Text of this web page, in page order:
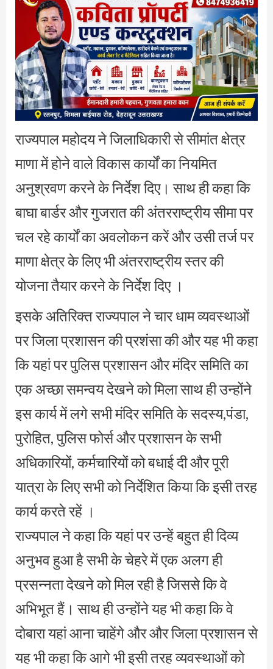
राज्यपाल महोदय ने जिलाधिकारी से सीमांत क्षेत्र
माणा में होने वाले विकास कार्यों का नियमित
अनुश्रवण करने के निर्देश दिए। साथ ही कहा कि
बाघा बार्डर और गुजरात की अंतरराष्ट्रीय सीमा पर
चल रहे कार्यों का अवलोकन करें और उसी तर्ज पर
माणा क्षेत्र के लिए भी अंतरराष्ट्रीय स्तर की
योजना तैयार करने के निर्देश दिए ।
इसके अतिरिक्त राज्यपाल ने चार धाम व्यवस्थाओं
पर जिला प्रशासन की प्रशंसा की और यह भी कहा
कि यहां पर पुलिस प्रशासन और मंदिर समिति का
एक अच्छा समन्वय देखने को मिला साथ ही उन्होंने
इस कार्य में लगे सभी मंदिर समिति के सदस्य,पंडा,
पुरोहित, पुलिस फोर्स और प्रशासन के सभी
अधिकारियों, कर्मचारियों को बधाई दी और पूरी
यात्रा के लिए सभी को निर्देशित किया कि इसी तरह
कार्य करते रहें ।
राज्यपाल ने कहा कि यहां पर उन्हें बहुत ही दिव्य
अनुभव हुआ है सभी के चेहरे में एक अलग ही
प्रसन्नता देखने को मिल रही है जिससे कि वे
अभिभूत हैं। साथ ही उन्होंने यह भी कहा कि वे
दोबारा यहां आना चाहेंगे और और जिला प्रशासन से
यह भी कहा कि आगे भी इसी तरह व्यवस्थाओं को